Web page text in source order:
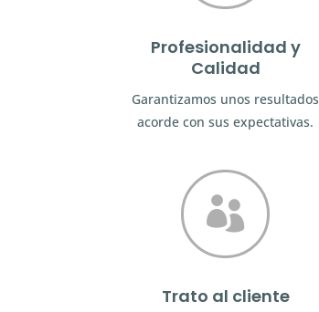
Profesionalidad y
Calidad
Garantizamos unos resultados
acorde con sus expectativas.

Trato al cliente